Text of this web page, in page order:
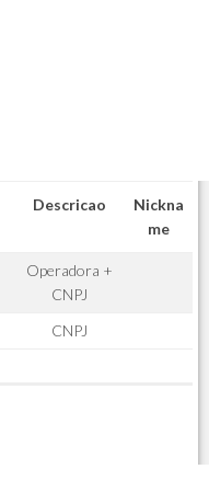
Descricao
Nickna
me
Operadora +
CNPJ
CNPJ